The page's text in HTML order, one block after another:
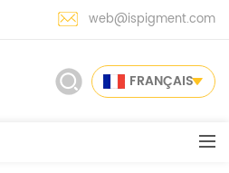
web@ispigment.com
FRANÇAIS